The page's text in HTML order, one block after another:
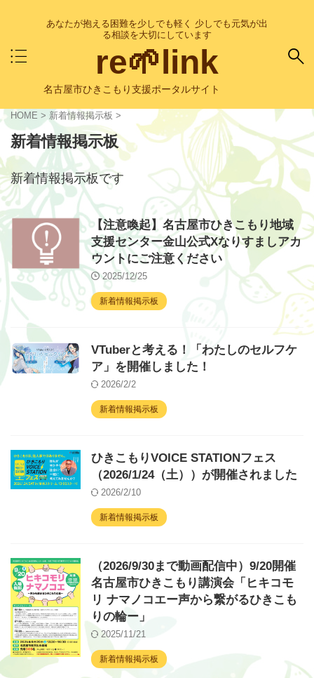
あなたが抱える困難を少しでも軽く 少しでも元気が出
る相談を大切にしています
re🌱link
名古屋市ひきこもり支援ポータルサイト
HOME > 新着情報掲示板 >
新着情報掲示板
新着情報掲示板です
【注意喚起】名古屋市ひきこもり地域
支援センター金山公式Xなりすましアカ
ウントにご注意ください
2025/12/25
新着情報掲示板
VTuberと考える！「わたしのセルフケ
ア」を開催しました！
2026/2/2
新着情報掲示板
ひきこもりVOICE STATIONフェス
（2026/1/24（土））が開催されました
2026/2/10
新着情報掲示板
（2026/9/30まで動画配信中）9/20開催
名古屋市ひきこもり講演会「ヒキコモ
リ ナマノコエー声から繋がるひきこも
りの輪ー」
2025/11/21
新着情報掲示板